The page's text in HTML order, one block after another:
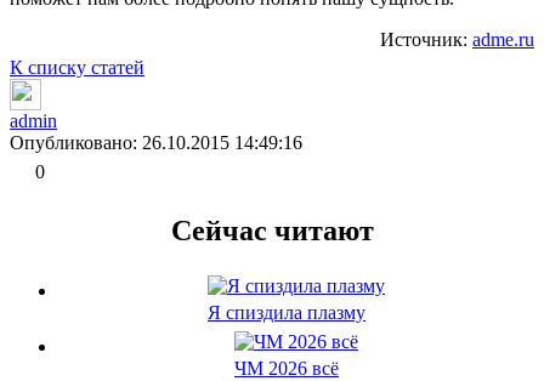
Источник: adme.ru
К списку статей
admin
Опубликовано: 26.10.2015 14:49:16
0
Сейчас читают
Я спиздила плазму
ЧМ 2026 всё